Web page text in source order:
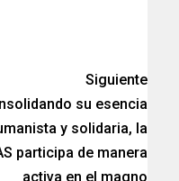
Siguiente
su esencia
y solidaria, la
participa de manera
activa en el magno